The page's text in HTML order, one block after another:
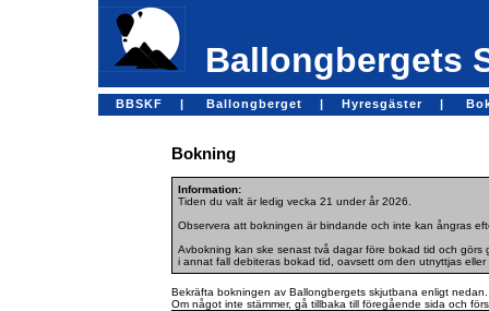
Ballongbergets
BBSKF | Ballongberget | Hyresgäster |
Bokning
Information:
Tiden du valt är ledig vecka 21 under år 2026.
Observera att bokningen är bindande och inte kan ångras
Avbokning kan ske senast två dagar före bokad tid och görs
i annat fall debiteras bokad tid, oavsett om den utnyttjas eller
Bekräfta bokningen av Ballongbergets skjutbana enligt nedan.
Om något inte stämmer, gå tillbaka till föregående sida och